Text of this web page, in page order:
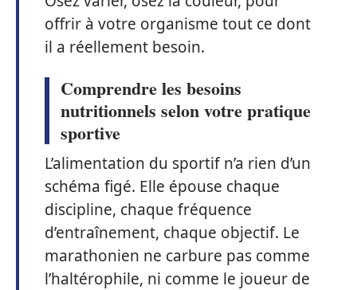
offrir à votre organisme tout ce dont
il a réellement besoin.
Comprendre les besoins
nutritionnels selon votre pratique
sportive
L’alimentation du sportif n’a rien d’un
schéma figé. Elle épouse chaque
discipline, chaque fréquence
d’entraînement, chaque objectif. Le
marathonien ne carbure pas comme
l’haltérophile, ni comme le joueur de